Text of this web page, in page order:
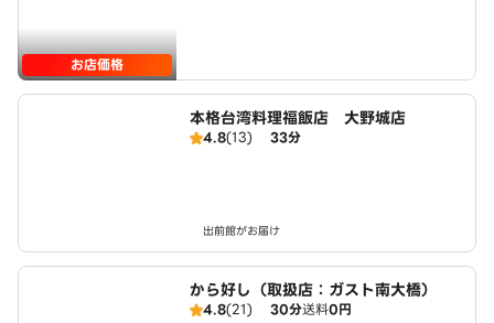
お店価格
本格台湾料理福飯店 大野城店
4.8(13) 33分
出前館がお届け
から好し（取扱店：ガスト南大橋）
4.8(21) 30分送料0円